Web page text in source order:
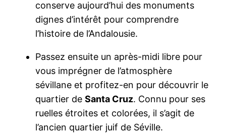
conserve aujourd’hui des monuments
dignes d’intérêt pour comprendre
l’histoire de l’Andalousie.
Passez ensuite un après-midi libre pour
vous imprégner de l’atmosphère
sévillane et profitez-en pour découvrir le
quartier deSanta Cruz. Connu pour ses
ruelles étroites et colorées, il s’agit de
l’ancien quartier juif de Séville.